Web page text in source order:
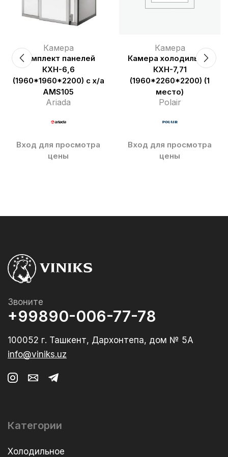
Камера
Комплект панелей
КХН-6,6
(1960*1960*2200) с х/а
AМS105
Ariada
Вход для просмотра
цены
Камера
Камера холодильная
КХН-7,71
(1960*2260*2200) (1
место)
Polair
Вход для просмотра
цены
Звоните
+99890-006-77-78
100052 г. Ташкент, Дархонтепа, дом № 5А
info@viniks.uz
Категории
Холодильное